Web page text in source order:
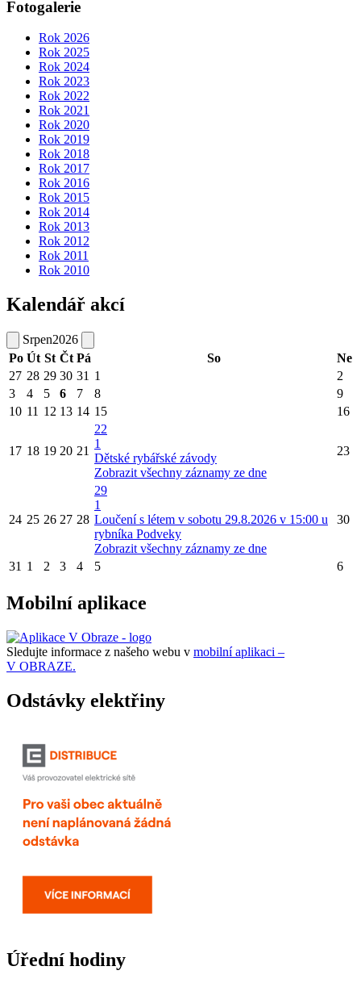
Fotogalerie
Rok 2026
Rok 2025
Rok 2024
Rok 2023
Rok 2022
Rok 2021
Rok 2020
Rok 2019
Rok 2018
Rok 2017
Rok 2016
Rok 2015
Rok 2014
Rok 2013
Rok 2012
Rok 2011
Rok 2010
Kalendář akcí
Srpen2026
Po Út St Čt Pá So
Ne
27 28 29 30 31 1
2
3
4 5 6 7 8
9
10 11 12 13 14 15 16
17 18 19 20 21
22
1
Dětské rybářské závody
Zobrazit všechny záznamy ze dne
23
24 25 26 27 28
29
1
Loučení s létem v sobotu 29.8.2026 v 15:00 u
rybníka Podveky
Zobrazit všechny záznamy ze dne
30
31 1 2 3 4 5 6
Mobilní aplikace
Sledujte informace z našeho webu v mobilní aplikaci –
V OBRAZE.
Odstávky elektřiny
Úřední hodiny